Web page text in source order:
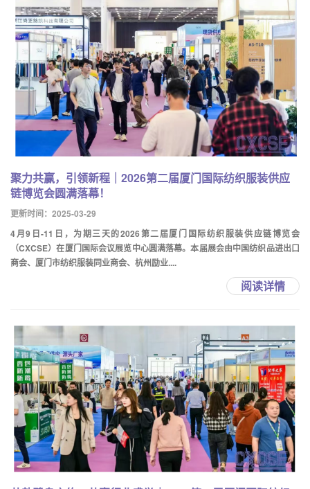
聚力共赢，引领新程｜2026第二届厦门国际纺织服装供应
链博览会圆满落幕！
更新时间：2025-03-29
4月9日-11日，为期三天的2026第二届厦门国际纺织服装供应链博览会
（CXCSE）在厦门国际会议展览中心圆满落幕。本届展会由中国纺织品进出口
商会、厦门市纺织服装同业商会、杭州励业....
阅读详情